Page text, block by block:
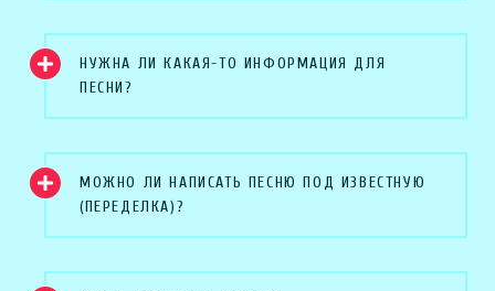
НУЖНА ЛИ КАКАЯ-ТО ИНФОРМАЦИЯ ДЛЯ
ПЕСНИ?
МОЖНО ЛИ НАПИСАТЬ ПЕСНЮ ПОД ИЗВЕСТНУЮ
(ПЕРЕДЕЛКА)?